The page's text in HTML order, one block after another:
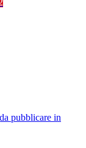
pubblicare in